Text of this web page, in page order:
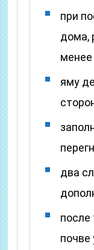
при
дома,
менее
яму
два
после
почве